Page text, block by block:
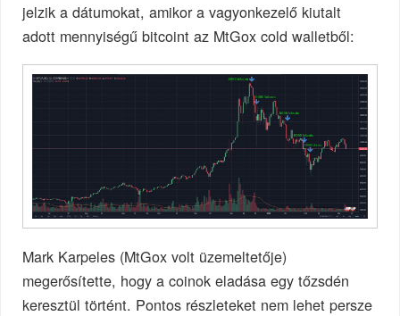
jelzik a dátumokat, amikor a vagyonkezelő kiutalt
adott mennyiségű bitcoint az MtGox cold walletből:
Mark Karpeles (MtGox volt üzemeltetője)
megerősítette, hogy a coinok eladása egy tőzsdén
keresztül történt. Pontos részleteket nem lehet persze